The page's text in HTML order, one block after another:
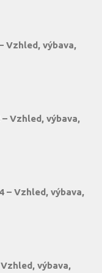
Vzhled, výbava,
Vzhled, výbava,
– Vzhled, výbava,
výbava,